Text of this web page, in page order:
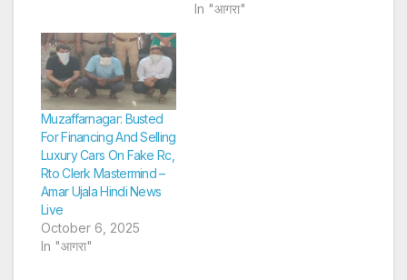
In "आगरा"
Muzaffarnagar: Busted
For Financing And Selling
Luxury Cars On Fake Rc,
Rto Clerk Mastermind –
Amar Ujala Hindi News
Live
October 6, 2025
In "आगरा"